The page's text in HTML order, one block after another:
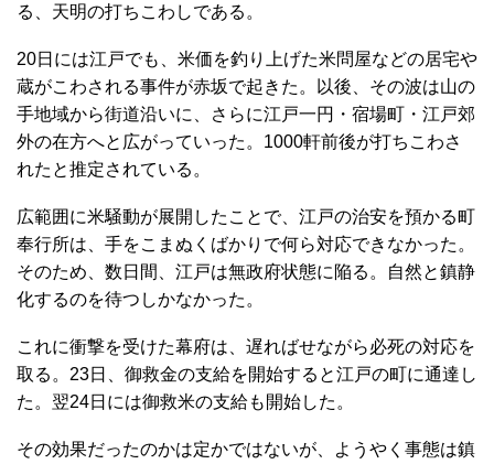
る、天明の打ちこわしである。
20日には江戸でも、米価を釣り上げた米問屋などの居宅や
蔵がこわされる事件が赤坂で起きた。以後、その波は山の
手地域から街道沿いに、さらに江戸一円・宿場町・江戸郊
外の在方へと広がっていった。1000軒前後が打ちこわさ
れたと推定されている。
広範囲に米騒動が展開したことで、江戸の治安を預かる町
奉行所は、手をこまぬくばかりで何ら対応できなかった。
そのため、数日間、江戸は無政府状態に陥る。自然と鎮静
化するのを待つしかなかった。
これに衝撃を受けた幕府は、遅ればせながら必死の対応を
取る。23日、御救金の支給を開始すると江戸の町に通達し
た。翌24日には御救米の支給も開始した。
その効果だったのかは定かではないが、ようやく事態は鎮